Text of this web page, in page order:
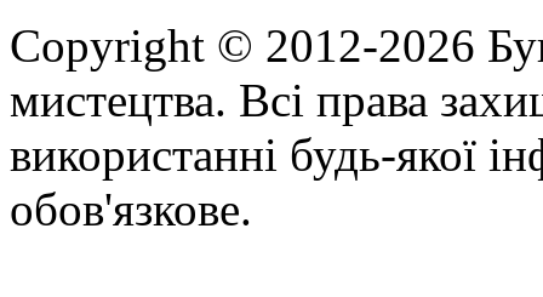
Copyright © 2012-2026
мистецтва. Всі права
використанні будь-якої
обов'язкове.